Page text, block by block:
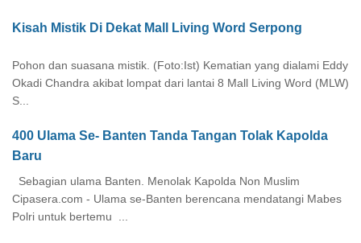
Kisah Mistik Di Dekat Mall Living Word Serpong
Pohon dan suasana mistik. (Foto:Ist) Kematian yang dialami Eddy
Okadi Chandra akibat lompat dari lantai 8 Mall Living Word (MLW)
S...
400 Ulama Se- Banten Tanda Tangan Tolak Kapolda
Baru
Sebagian ulama Banten. Menolak Kapolda Non Muslim
Cipasera.com - Ulama se-Banten berencana mendatangi Mabes
Polri untuk bertemu ...